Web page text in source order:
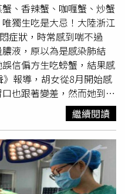
、香辣蟹、咖喱蟹、炒蟹
獨生吃是大忌！大陸浙江
症狀，時常感到喘不過
液，原以為是感染肺結
信偏方生吃螃蟹，結果感
報導，胡女從8月開始感
也跟著變差，然而她到醫
；1個月後，胡女開始出
只好去醫院接受CT檢
液體，壓得肺張不開，懷
。為了讓患者呼吸恢復順
刺引流術，不料在引流過
性液體；檢查結果出爐
繼續閱讀